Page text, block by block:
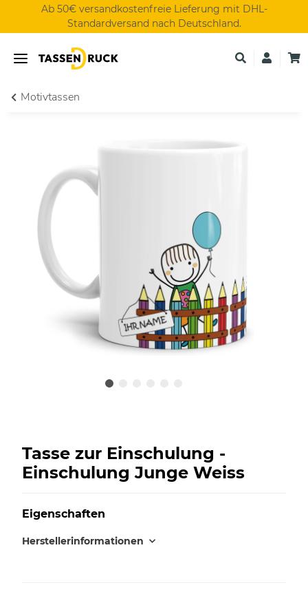
Ab 50€ versandkostenfreie Lieferung mit DHL-
Standardversand nach Deutschland.
Motivtassen
Tasse zur Einschulung -
Einschulung Junge Weiss
Eigenschaften
Herstellerinformationen